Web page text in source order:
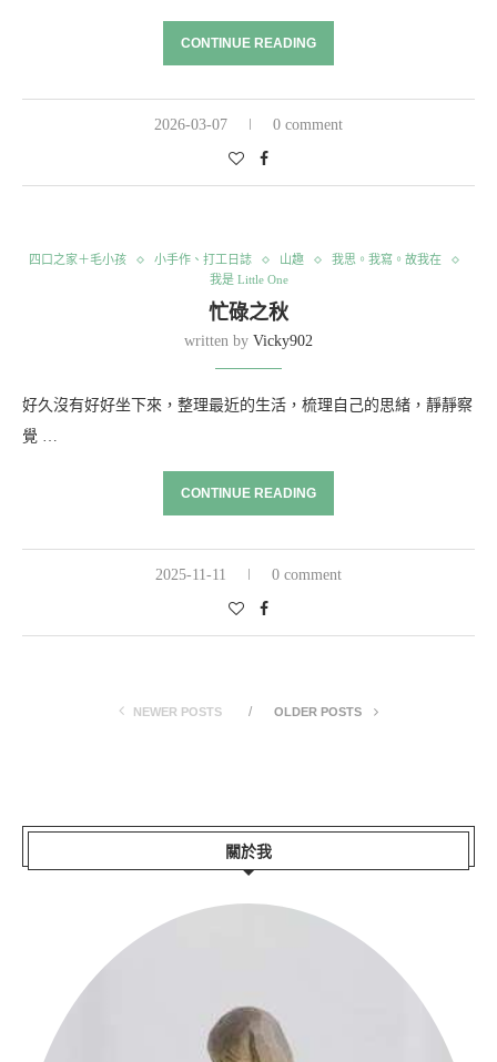
CONTINUE READING
2026-03-07 0 comment
四口之家＋毛小孩 小手作、打工日誌 山趣
我思。我寫。故我在
我是 Little One
忙碌之秋
written by Vicky902
好久沒有好好坐下來，整理最近的生活，梳理自己的思緒，靜靜察
覺 …
CONTINUE READING
2025-11-11 0 comment
NEWER POSTS OLDER POSTS
關於我